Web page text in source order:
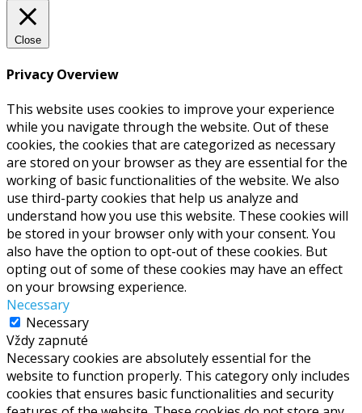
Close
Privacy Overview
This website uses cookies to improve your experience
while you navigate through the website. Out of these
cookies, the cookies that are categorized as necessary
are stored on your browser as they are essential for the
working of basic functionalities of the website. We also
use third-party cookies that help us analyze and
understand how you use this website. These cookies will
be stored in your browser only with your consent. You
also have the option to opt-out of these cookies. But
opting out of some of these cookies may have an effect
on your browsing experience.
Necessary
Necessary
Vždy zapnuté
Necessary cookies are absolutely essential for the
website to function properly. This category only includes
cookies that ensures basic functionalities and security